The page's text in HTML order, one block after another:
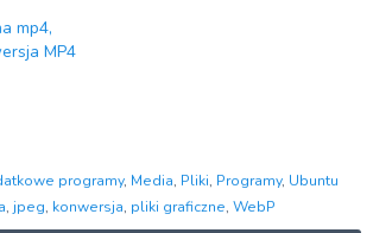
mp4,
MP4
programy, Media, Pliki, Programy, Ubuntu
, jpeg, konwersja, pliki graficzne, WebP